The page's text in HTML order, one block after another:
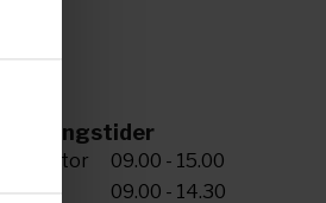
Åbningstider
Man-tor
09.00 - 15.00
Fre
09.00 - 14.30